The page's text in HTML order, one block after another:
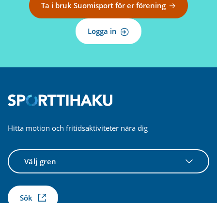
Ta i bruk Suomisport för er förening
Logga in
Hitta motion och fritidsaktiviteter nära dig
Välj
gren
Sök